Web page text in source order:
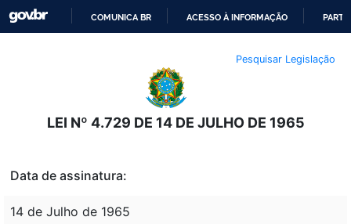
O
CONTEÚDO
COMUNICA BR ACESSO À INFORMAÇÃO
Pesquisar Legislação
LEI Nº 4.729 DE 14 DE JULHO DE 1965
Data de assinatura:
14 de Julho de 1965